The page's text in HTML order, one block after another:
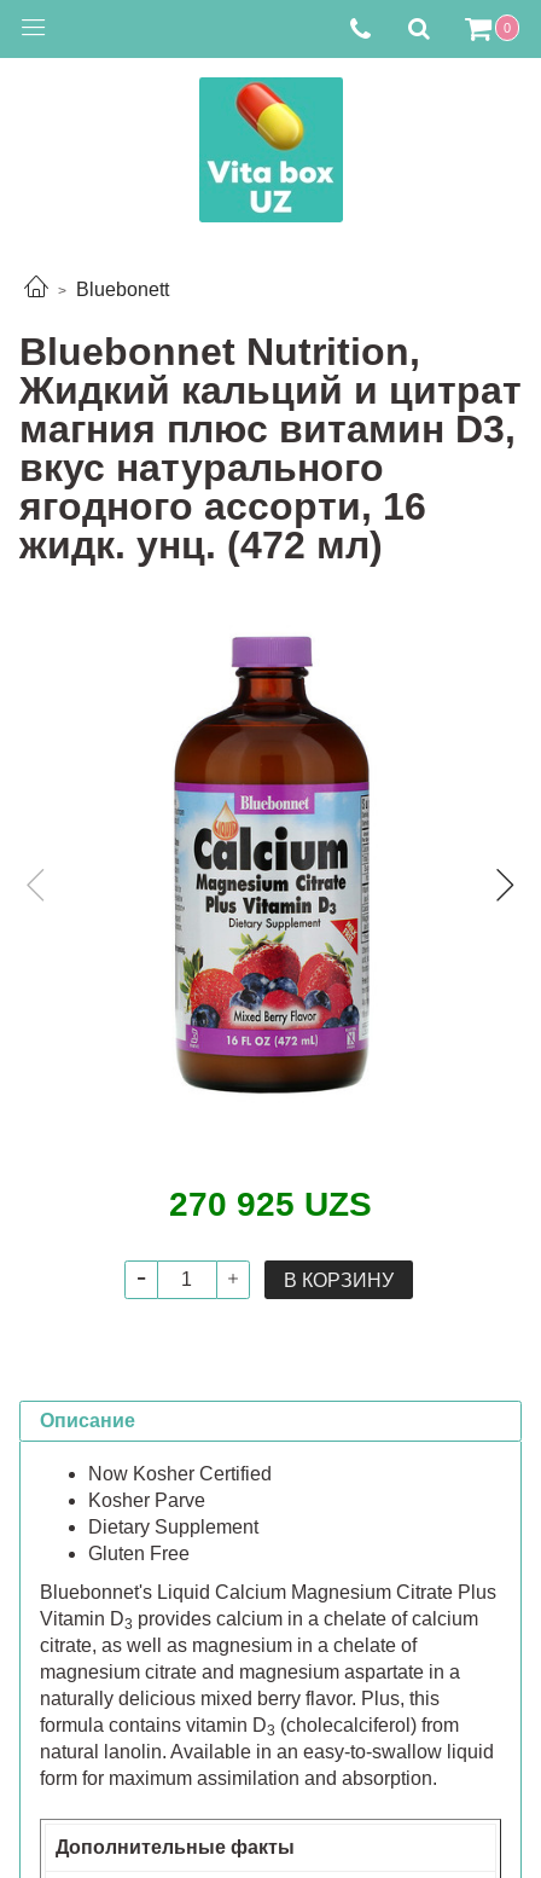
0
Bluebonett
Bluebonnet Nutrition,
Жидкий кальций и цитрат
магния плюс витамин D3,
вкус натурального
ягодного ассорти, 16
жидк. унц. (472 мл)
270 925 UZS
В КОРЗИНУ
Описание
Now Kosher Certified
Kosher Parve
Dietary Supplement
Gluten Free
Bluebonnet's Liquid Calcium Magnesium Citrate Plus
Vitamin D3 provides calcium in a chelate of calcium
citrate, as well as magnesium in a chelate of
magnesium citrate and magnesium aspartate in a
naturally delicious mixed berry flavor. Plus, this
formula contains vitamin D3 (cholecalciferol) from
natural lanolin. Available in an easy-to-swallow liquid
form for maximum assimilation and absorption.
Дополнительные факты